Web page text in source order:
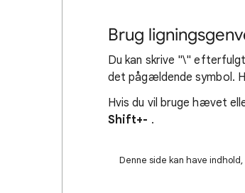
Brug
Du kan skrive "\"
det pågældende symbol.
Hvis du vil bruge hævet
Shift+- .
Denne side kan have